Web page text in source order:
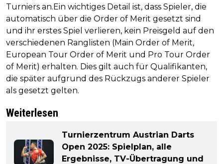
Turniers an.Ein wichtiges Detail ist, dass Spieler, die
automatisch über die Order of Merit gesetzt sind
und ihr erstes Spiel verlieren, kein Preisgeld auf den
verschiedenen Ranglisten (Main Order of Merit,
European Tour Order of Merit und Pro Tour Order
of Merit) erhalten. Dies gilt auch für Qualifikanten,
die später aufgrund des Rückzugs anderer Spieler
als gesetzt gelten.
Weiterlesen
Turnierzentrum Austrian Darts
Open 2025: Spielplan, alle
Ergebnisse, TV-Übertragung und